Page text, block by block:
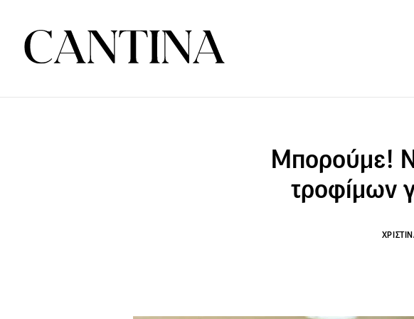
Μπορούμε!
τροφίμων